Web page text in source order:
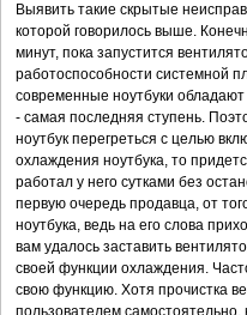
Выявить такие скрытые
которой говорилось выше.
минут, пока запустится
работоспособности системной
современные ноутбуки
- самая последняя ступень.
ноутбук перегреться с целью
охлаждения ноутбука, то
работал у него сутками без
первую очередь продавца, от
ноутбука, ведь на его слова
вам удалось заставить
своей функции охлаждения.
свою функцию. Хотя прочистка
пользователем